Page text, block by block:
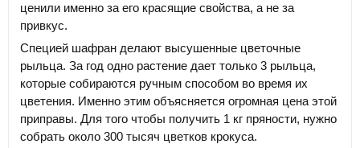
ценили именно за его красящие свойства, а не за
привкус.
Специей шафран делают высушенные цветочные
рыльца. За год одно растение дает только 3 рыльца,
которые собираются ручным способом во время их
цветения. Именно этим объясняется огромная цена этой
приправы. Для того чтобы получить 1 кг пряности, нужно
собрать около 300 тысяч цветков крокуса.